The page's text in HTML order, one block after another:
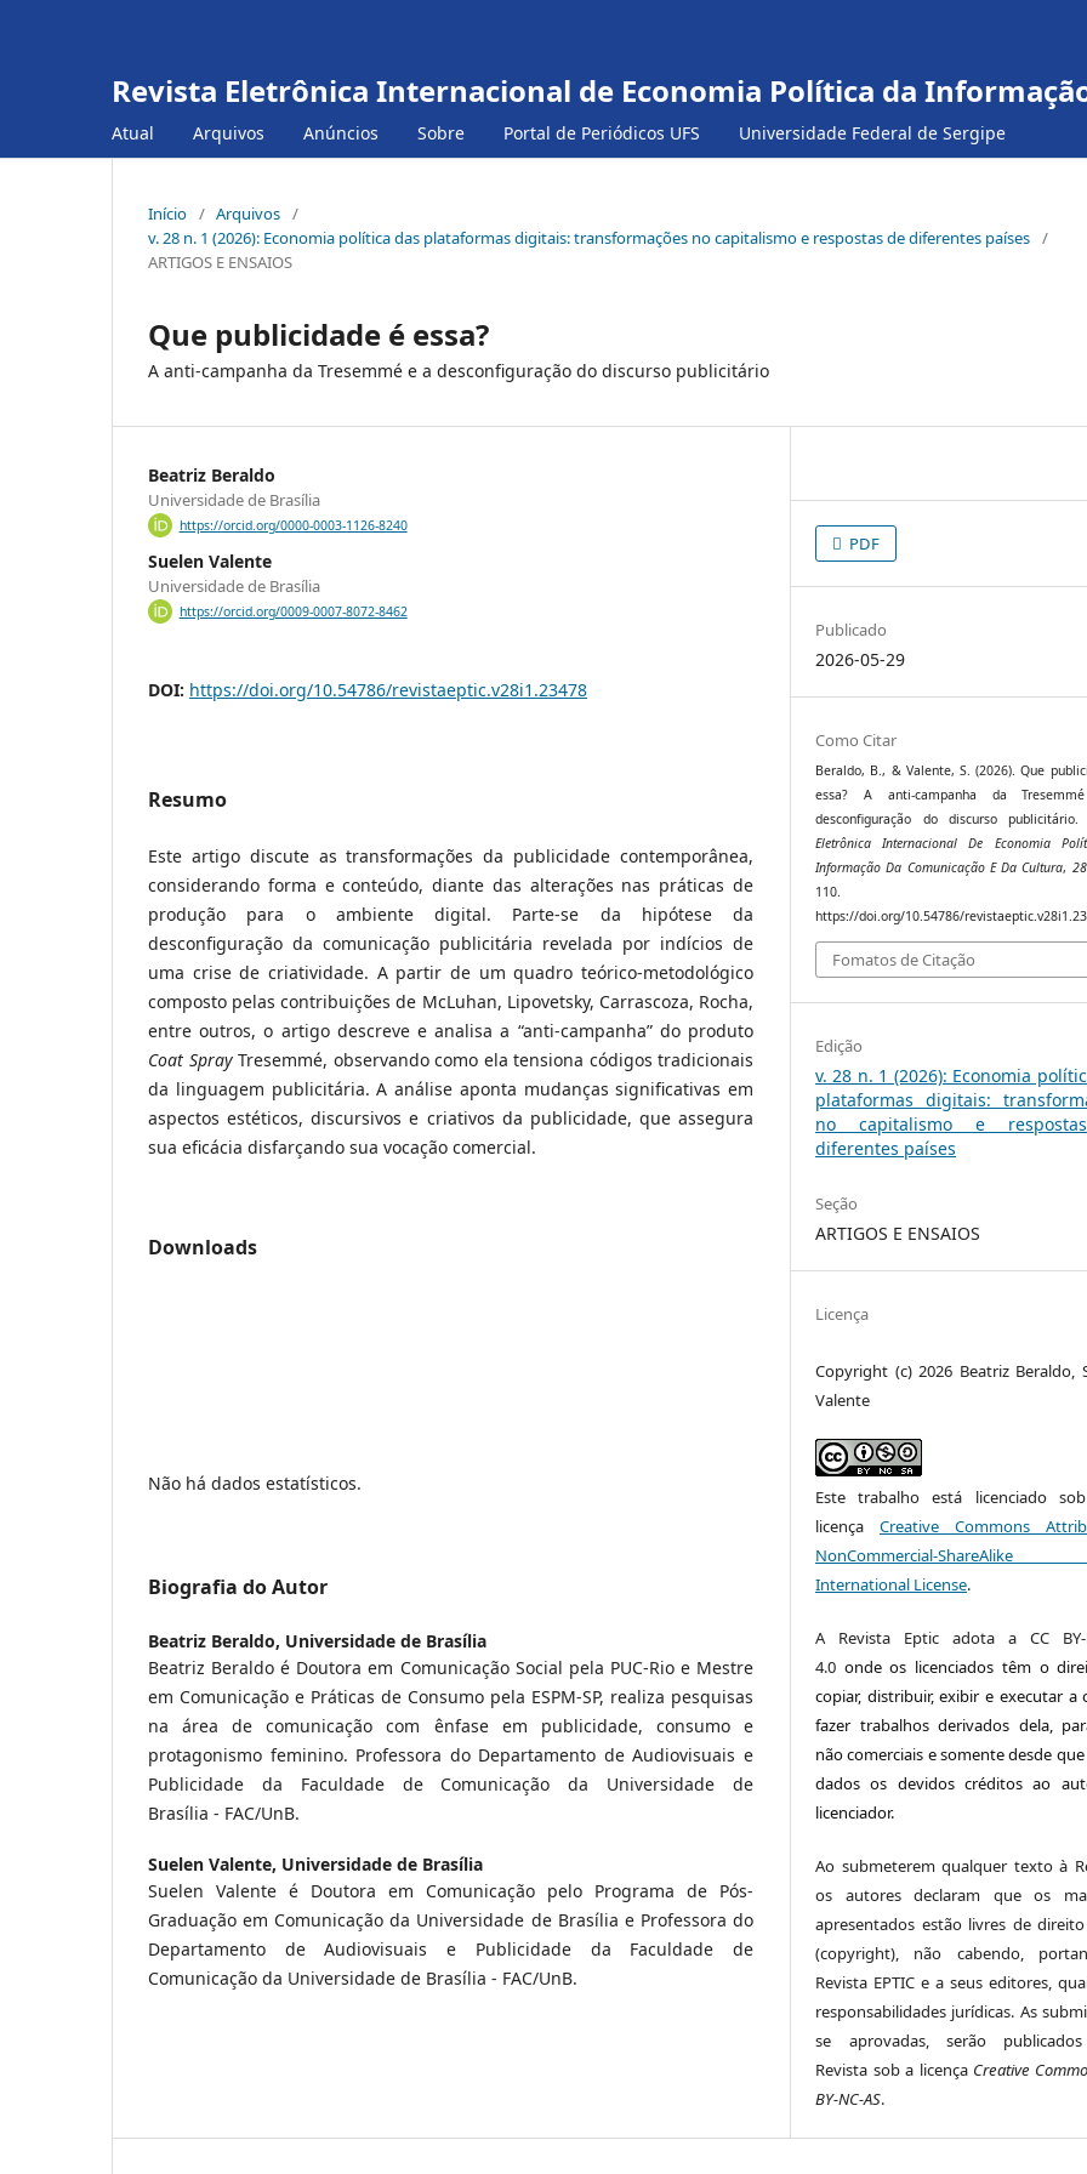
Revista Eletrônica Internacional de Economia Política da
Atual Arquivos Anúncios Sobre Portal de Periódicos UFS Universidade Federal de Sergipe
Início / Arquivos /
v. 28 n. 1 (2026): Economia política das plataformas digitais: transformações no capitalismo e respostas de diferentes países /
ARTIGOS E ENSAIOS
Que publicidade é essa?
A anti-campanha da Tresemmé e a desconfiguração do discurso publicitário
Beatriz Beraldo
Universidade de Brasília
https://orcid.org/0000-0003-1126-8240
Suelen Valente
Universidade de Brasília
https://orcid.org/0009-0007-8072-8462
DOI: https://doi.org/10.54786/revistaeptic.v28i1.23478
Resumo
Este artigo discute as transformações da publicidade contemporânea,
considerando forma e conteúdo, diante das alterações nas práticas de
produção para o ambiente digital. Parte-se da hipótese da
desconfiguração da comunicação publicitária revelada por indícios de
uma crise de criatividade. A partir de um quadro teórico-metodológico
composto pelas contribuições de McLuhan, Lipovetsky, Carrascoza, Rocha,
entre outros, o artigo descreve e analisa a “anti-campanha” do produto
Coat SprayTresemmé, observando como ela tensiona códigos tradicionais
da linguagem publicitária. A análise aponta mudanças significativas em
aspectos estéticos, discursivos e criativos da publicidade, que assegura
sua eficácia disfarçando sua vocação comercial.
Downloads
Não há dados estatísticos.
Biografia do Autor
Beatriz Beraldo, Universidade de Brasília
Beatriz Beraldo é Doutora em Comunicação Social pela PUC-Rio e Mestre
em Comunicação e Práticas de Consumo pela ESPM-SP, realiza pesquisas
na área de comunicação com ênfase em publicidade, consumo e
protagonismo feminino. Professora do Departamento de Audiovisuais e
Publicidade da Faculdade de Comunicação da Universidade de
Brasília - FAC/UnB.
Suelen Valente, Universidade de Brasília
Suelen Valente é Doutora em Comunicação pelo Programa de Pós-
Graduação em Comunicação da Universidade de Brasília e Professora do
Departamento de Audiovisuais e Publicidade da Faculdade de
Comunicação da Universidade de Brasília - FAC/UnB.
PDF
Publicado
2026-05-29
Como Citar
Beraldo, B., & Valente, S. (2026). Que
essa? A anti-campanha da
desconfiguração do discurso publicitário.
Eletrônica Internacional De Economia
Informação Da Comunicação E Da Cultura, 28
110.
https://doi.org/10.54786/
Fomatos de Citação
Edição
v. 28 n. 1 (2026): Economia
plataformas digitais:
no capitalismo e
diferentes países
Seção
ARTIGOS E ENSAIOS
Licença
Copyright (c) 2026 Beatriz Beraldo,
Valente
Este trabalho está licenciado
licençaCreative Commons
NonCommercial-
International License.
A Revista Eptic adota a CC BY-
4.0 onde os licenciados têm o
copiar, distribuir, exibir e executar a
fazer trabalhos derivados dela,
não comerciais e somente desde
dados os devidos créditos ao
licenciador.
Ao submeterem qualquer texto à
os autores declaram que os
apresentados estão livres de
(copyright), não cabendo,
Revista EPTIC e a seus editores,
responsabilidades jurídicas. As
se aprovadas, serão
Revista sob a licença Creative
BY-NC-AS.